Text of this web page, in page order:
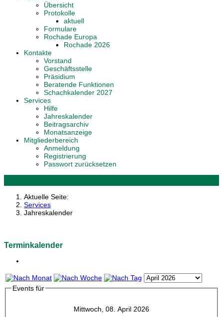
Übersicht
Protokolle
aktuell
Formulare
Rochade Europa
Rochade 2026
Kontakte
Vorstand
Geschäftsstelle
Präsidium
Beratende Funktionen
Schachkalender 2027
Services
Hilfe
Jahreskalender
Beitragsarchiv
Monatsanzeige
Mitgliederbereich
Anmeldung
Registrierung
Passwort zurücksetzen
Aktuelle Seite:
Services
Jahreskalender
Terminkalender
Events für
Mittwoch, 08. April 2026